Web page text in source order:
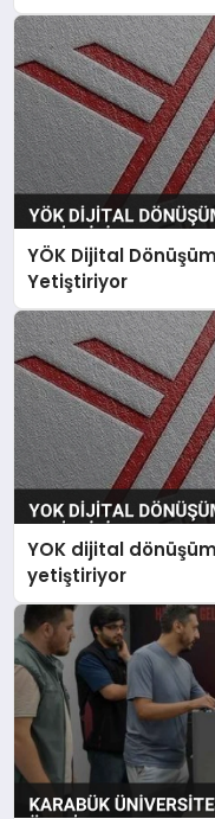
YÖK Dijital
Yetiştiriyor
YOK dijital
yetiştiriyor